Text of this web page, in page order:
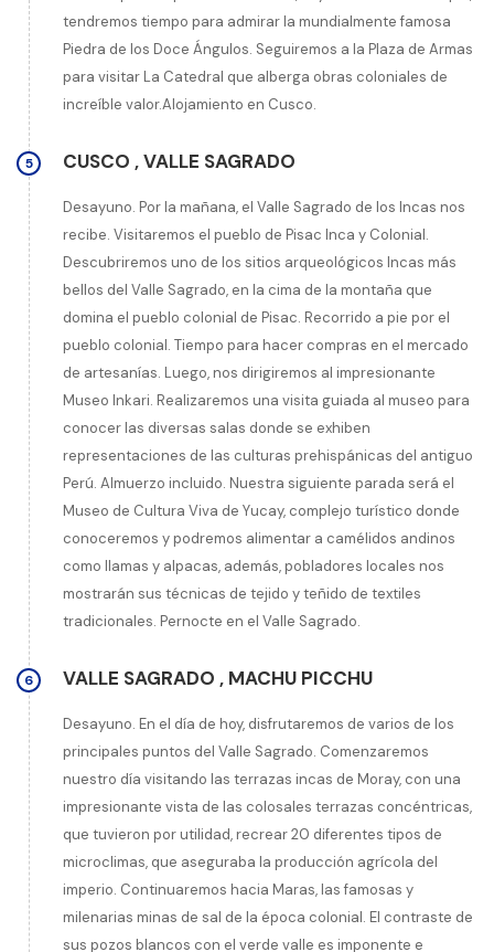
tendremos tiempo para admirar la mundialmente famosa
Piedra de los Doce Ángulos. Seguiremos a la Plaza de Armas
para visitar La Catedral que alberga obras coloniales de
increíble valor.Alojamiento en Cusco.
5 CUSCO ,VALLE SAGRADO
Desayuno. Por la mañana, el Valle Sagrado de los Incas nos
recibe. Visitaremos el pueblo de Pisac Inca y Colonial.
Descubriremos uno de los sitios arqueológicos Incas más
bellos del Valle Sagrado, en la cima de la montaña que
domina el pueblo colonial de Pisac. Recorrido a pie por el
pueblo colonial. Tiempo para hacer compras en el mercado
de artesanías. Luego, nos dirigiremos al impresionante
Museo Inkari. Realizaremos una visita guiada al museo para
conocer las diversas salas donde se exhiben
representaciones de las culturas prehispánicas del antiguo
Perú. Almuerzo incluido. Nuestra siguiente parada será el
Museo de Cultura Viva de Yucay, complejo turístico donde
conoceremos y podremos alimentar a camélidos andinos
como llamas y alpacas, además, pobladores locales nos
mostrarán sus técnicas de tejido y teñido de textiles
tradicionales. Pernocte en el Valle Sagrado.
6 VALLE SAGRADO , MACHU PICCHU
Desayuno. En el día de hoy, disfrutaremos de varios de los
principales puntos del Valle Sagrado. Comenzaremos
nuestro día visitando las terrazas incas de Moray, con una
impresionante vista de las colosales terrazas concéntricas,
que tuvieron por utilidad, recrear 20 diferentes tipos de
microclimas, que aseguraba la producción agrícola del
imperio. Continuaremos hacia Maras, las famosas y
milenarias minas de sal de la época colonial. El contraste de
sus pozos blancos con el verde valle es imponente e